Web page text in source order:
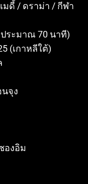
ดี้ / ดราม่า / กีฬา
ระมาณ 70 นาที)
(เกาหลีใต้)
จุง
องอิม